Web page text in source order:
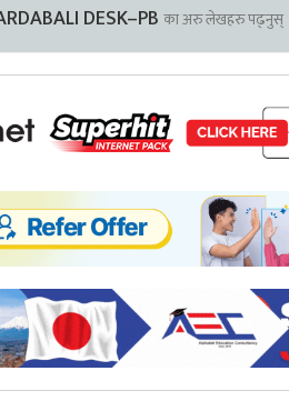
DESK–PB का अरु लेखहरु पढ्नुस्